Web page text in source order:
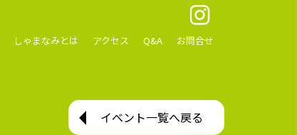
しゃまなみとは アクセス Q&A お問合せ
イベント一覧へ戻る